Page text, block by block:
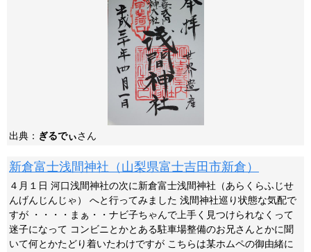
出典： ぎるでぃさん
新倉富士浅間神社（山梨県富士吉田市新倉）
４月１日 河口浅間神社の次に新倉富士浅間神社（あらくらふじせ
んげんじんじゃ） へと行ってみました 浅間神社巡り状態な気配で
すが ・・・・まぁ・・ナビ子ちゃんで上手く見つけられなくって
迷子になって コンビニとかとある駐車場整備のお兄さんとかに聞
いて何とかたどり着いたわけですが こちらは某ホムペの御由緒に